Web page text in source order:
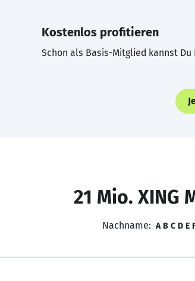
Kostenlos profitieren
Schon als Basis-Mitglied kannst
21 Mio. XING
Nachname: A B C D E